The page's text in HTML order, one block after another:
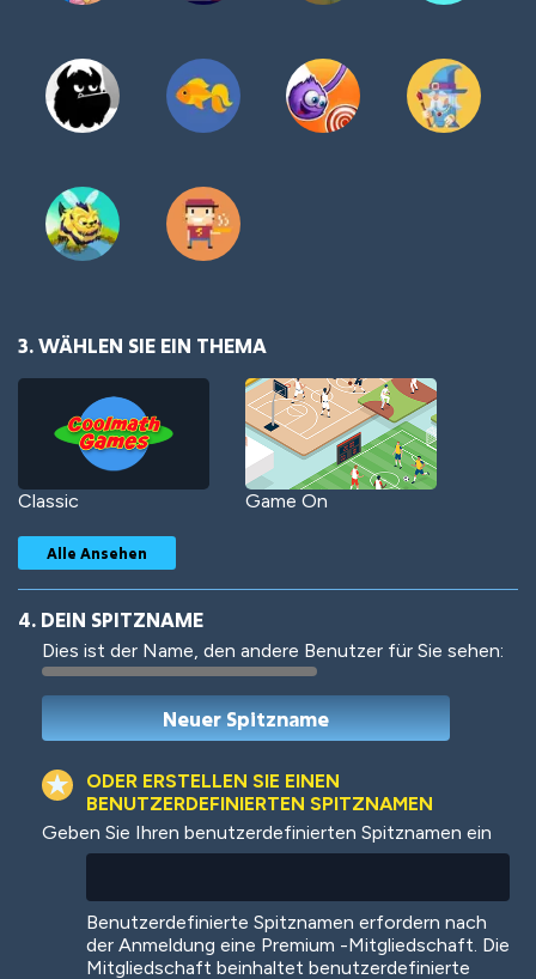
3. WÄHLEN SIE EIN THEMA
Classic Game On
Woof Jungle Cats
Colorful
Alle Ansehen
4. DEIN SPITZNAME
Dies ist der Name, den andere Benutzer für Sie sehen:
ODER ERSTELLEN SIE EINEN
BENUTZERDEFINIERTEN SPITZNAMEN
Geben Sie Ihren benutzerdefinierten Spitznamen ein
Benutzerdefinierte Spitznamen erfordern nach
der Anmeldung eine Premium -Mitgliedschaft. Die
Mitgliedschaft beinhaltet benutzerdefinierte